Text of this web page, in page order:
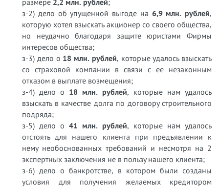
з-2) дело об упущенной выгоде на 6,9 млн. рублей,
которую хотел взыскать акционер со своего общества,
но неудачно благодаря защите юристами Фирмы
интересов общества;
з-3) дело о 18 млн. рублей, которые удалось взыскать
со страховой компании в связи с ее незаконным
отказом в выплате возмещения;
з-4) дело о 18 млн. рублей, которые нам удалось
взыскать в качестве долга по договору строительного
подряда;
з-5) дело о 41 млн. рублей, которые нам удалось
отстоять для нашего клиента при предъявлении к
нему необоснованных требований и несмотря на 2
экспертных заключения не в пользу нашего клиента;
з-6) дело о банкротстве, в котором были созданы
условия для получения желаемых кредитором